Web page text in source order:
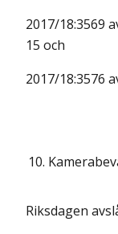
2017/18:3569
15 och
2017/18:3576
10.
Riksdagen